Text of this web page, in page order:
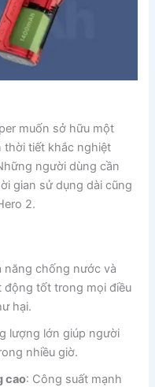
muốn sở hữu một
thời tiết khắc nghiệt
người dùng cần
gian sử dụng dài cũng
2.
năng chống nước và
động tốt trong mọi điều
hại.
lượng lớn giúp người
nhiều giờ.
cao: Công suất mạnh